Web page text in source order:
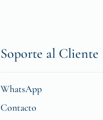
Soporte al Cliente
WhatsApp
Contacto